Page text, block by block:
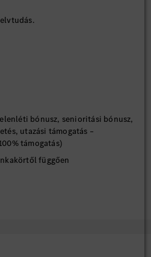
bónusz, senioritási bónusz,
utazási támogatás –
támogatás)
függően